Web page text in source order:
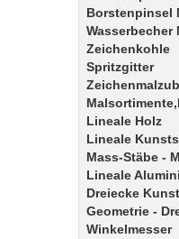
Borstenpinsel
Wasserbecher
Zeichenkohle
Spritzgitter
Lineale Holz
Lineale
Mass-Stäbe -
Lineale
Dreiecke
Geometrie -
Winkelmesser